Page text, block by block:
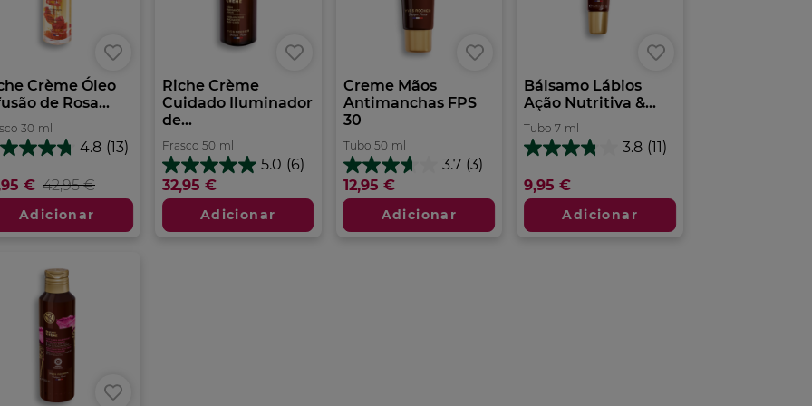
Crème Óleo
de Rosa...
30 ml
4.8 (13)
€ 42,95 €
Adicionar
Riche Crème
Cuidado Iluminador
de...
Frasco 50 ml
5.0 (6)
5.0
em
5
estrelas.
6
32,95 €
Adicionar
Creme Mãos
Antimanchas FPS
30
Tubo 50 ml
3.7 (3)
3.7
em
5
estrelas.
3
12,95 €
Adicionar
Bálsamo Lábios
Ação Nutritiva &...
Tubo 7 ml
3.8 (11)
3.8
5
estrelas.
análises
9,95 €
Adicionar